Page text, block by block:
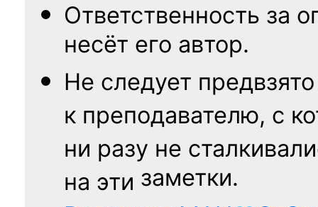
Ответственность за
несёт его автор.
Не следует
к преподавателю, с
ни разу не
на эти заметки.